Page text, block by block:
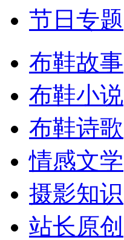
节日专题
布鞋故事
布鞋小说
布鞋诗歌
情感文学
摄影知识
站长原创